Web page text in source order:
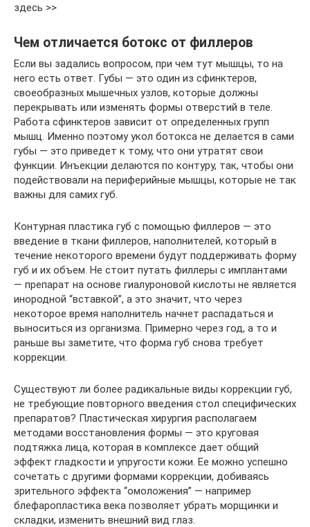
здесь >>
Чем отличается ботокс от филлеров
Если вы задались вопросом, при чем тут мышцы, то на
него есть ответ. Губы — это один из сфинктеров,
своеобразных мышечных узлов, которые должны
перекрывать или изменять формы отверстий в теле.
Работа сфинктеров зависит от определенных групп
мышц. Именно поэтому укол ботокса не делается в сами
губы — это приведет к тому, что они утратят свои
функции. Инъекции делаются по контуру, так, чтобы они
подействовали на периферийные мышцы, которые не так
важны для самих губ.
Контурная пластика губ с помощью филлеров — это
введение в ткани филлеров, наполнителей, который в
течение некоторого времени будут поддерживать форму
губ и их объем. Не стоит путать филлеры с имплантами
— препарат на основе гиалуроновой кислоты не является
инородной “вставкой”, а это значит, что через
некоторое время наполнитель начнет распадаться и
выноситься из организма. Примерно через год, а то и
раньше вы заметите, что форма губ снова требует
коррекции.
Существуют ли более радикальные виды коррекции губ,
не требующие повторного введения стол специфических
препаратов? Пластическая хирургия располагаем
методами восстановления формы — это круговая
подтяжка лица, которая в комплексе дает общий
эффект гладкости и упругости кожи. Ее можно успешно
сочетать с другими формами коррекции, добиваясь
зрительного эффекта “омоложения” — например
блефаропластика века позволяет убрать морщинки и
складки, изменить внешний вид глаз.